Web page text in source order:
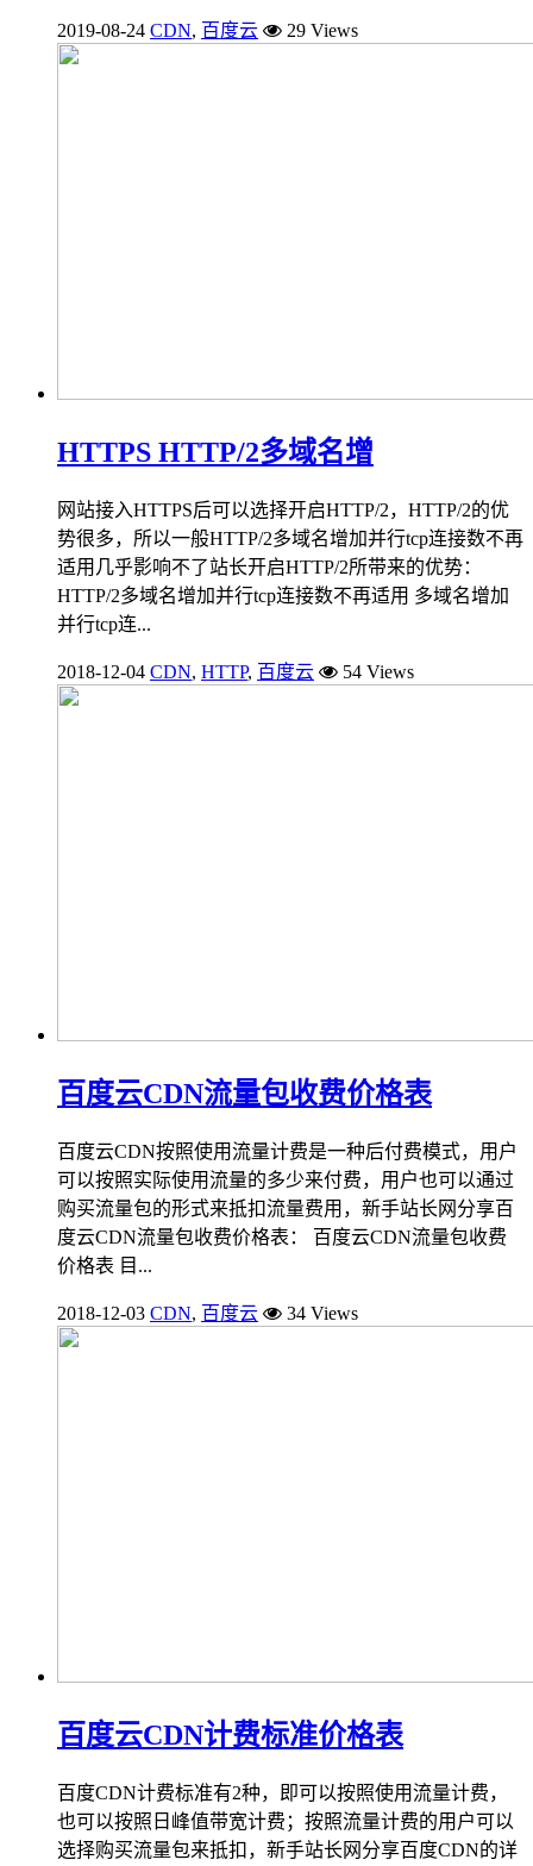
2019-08-24 CDN, 百度云 29 Views
HTTPS HTTP/2多域名增
网站接入HTTPS后可以选择开启HTTP/2，HTTP/2的优
势很多，所以一般HTTP/2多域名增加并行tcp连接数不再
适用几乎影响不了站长开启HTTP/2所带来的优势：
HTTP/2多域名增加并行tcp连接数不再适用 多域名增加
并行tcp连...
2018-12-04 CDN, HTTP, 百度云 54 Views
百度云CDN流量包收费价格表
百度云CDN按照使用流量计费是一种后付费模式，用户
可以按照实际使用流量的多少来付费，用户也可以通过
购买流量包的形式来抵扣流量费用，新手站长网分享百
度云CDN流量包收费价格表： 百度云CDN流量包收费
价格表 目...
2018-12-03 CDN, 百度云 34 Views
百度云CDN计费标准价格表
百度CDN计费标准有2种，即可以按照使用流量计费，
也可以按照日峰值带宽计费；按照流量计费的用户可以
选择购买流量包来抵扣，新手站长网分享百度CDN的详